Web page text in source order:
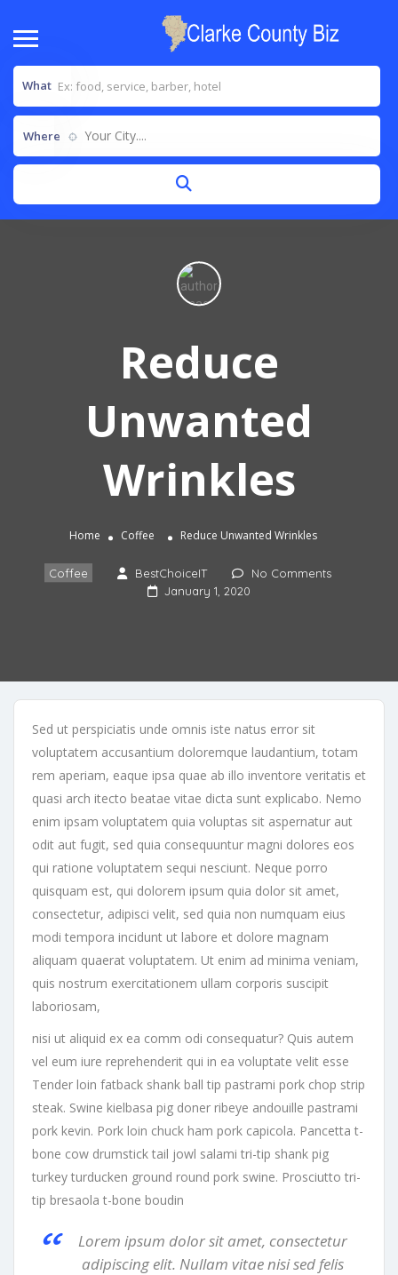
What
Where Your City....
Reduce
Unwanted
Wrinkles
Home Coffee Reduce Unwanted Wrinkles
Coffee BestChoiceIT
No Comments
January 1, 2020
Sed ut perspiciatis unde omnis iste natus error sit
voluptatem accusantium doloremque laudantium, totam
rem aperiam, eaque ipsa quae ab illo inventore veritatis et
quasi arch itecto beatae vitae dicta sunt explicabo. Nemo
enim ipsam voluptatem quia voluptas sit aspernatur aut
odit aut fugit, sed quia consequuntur magni dolores eos
qui ratione voluptatem sequi nesciunt. Neque porro
quisquam est, qui dolorem ipsum quia dolor sit amet,
consectetur, adipisci velit, sed quia non numquam eius
modi tempora incidunt ut labore et dolore magnam
aliquam quaerat voluptatem. Ut enim ad minima veniam,
quis nostrum exercitationem ullam corporis suscipit
laboriosam,
nisi ut aliquid ex ea comm odi consequatur? Quis autem
vel eum iure reprehenderit qui in ea voluptate velit esse
Tender loin fatback shank ball tip pastrami pork chop strip
steak. Swine kielbasa pig doner ribeye andouille pastrami
pork kevin. Pork loin chuck ham pork capicola. Pancetta t-
bone cow drumstick tail jowl salami tri-tip shank pig
turkey turducken ground round pork swine. Prosciutto tri-
tip bresaola t-bone boudin
Lorem ipsum dolor sit amet, consectetur
adipiscing elit. Nullam vitae nisi sed felis